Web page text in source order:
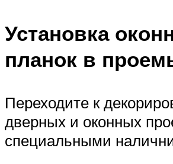
Установка
планок в
Переходите к
дверных и оконных
специальными